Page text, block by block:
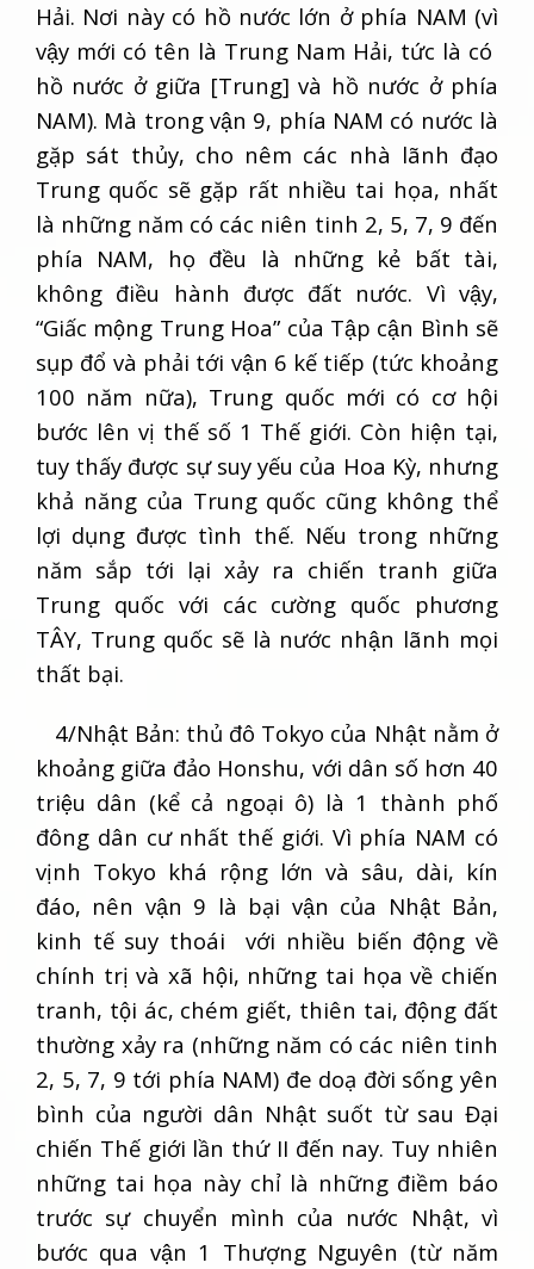
Hải. Nơi này có hồ nước lớn ở phía NAM (vì
vậy mới có tên là Trung Nam Hải, tức là có
hồ nước ở giữa [Trung] và hồ nước ở phía
NAM). Mà trong vận 9, phía NAM có nước là
gặp sát thủy, cho nêm các nhà lãnh đạo
Trung quốc sẽ gặp rất nhiều tai họa, nhất
là những năm có các niên tinh 2, 5, 7, 9 đến
phía NAM, họ đều là những kẻ bất tài,
không điều hành được đất nước. Vì vậy,
“Giấc mộng Trung Hoa” của Tập cận Bình sẽ
sụp đổ và phải tới vận 6 kế tiếp (tức khoảng
100 năm nữa), Trung quốc mới có cơ hội
bước lên vị thế số 1 Thế giới. Còn hiện tại,
tuy thấy được sự suy yếu của Hoa Kỳ, nhưng
khả năng của Trung quốc cũng không thể
lợi dụng được tình thế. Nếu trong những
năm sắp tới lại xảy ra chiến tranh giữa
Trung quốc với các cường quốc phương
TÂY, Trung quốc sẽ là nước nhận lãnh mọi
thất bại.
4/Nhật Bản: thủ đô Tokyo của Nhật nằm ở
khoảng giữa đảo Honshu, với dân số hơn 40
triệu dân (kể cả ngoại ô) là 1 thành phố
đông dân cư nhất thế giới. Vì phía NAM có
vịnh Tokyo khá rộng lớn và sâu, dài, kín
đáo, nên vận 9 là bại vận của Nhật Bản,
kinh tế suy thoái với nhiều biến động về
chính trị và xã hội, những tai họa về chiến
tranh, tội ác, chém giết, thiên tai, động đất
thường xảy ra (những năm có các niên tinh
2, 5, 7, 9 tới phía NAM) đe doạ đời sống yên
bình của người dân Nhật suốt từ sau Đại
chiến Thế giới lần thứ II đến nay. Tuy nhiên
những tai họa này chỉ là những điềm báo
trước sự chuyển mình của nước Nhật, vì
bước qua vận 1 Thượng Nguyên (từ năm